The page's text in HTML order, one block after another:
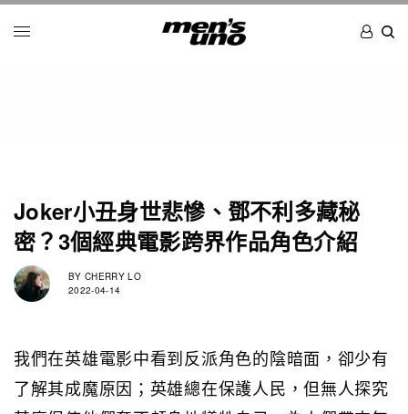
Joker小丑身世悲慘、鄧不利多藏秘
密？3個經典電影跨界作品角色介紹
BY CHERRY LO
2022-04-14
我們在英雄電影中看到反派角色的陰暗面，卻少有
了解其成魔原因；英雄總在保護人民，但無人探究